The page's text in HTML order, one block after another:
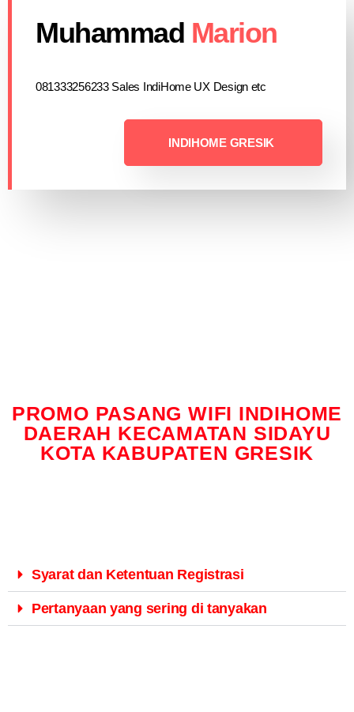
Muhammad Marion
081333256233 Sales IndiHome UX Design etc
INDIHOME GRESIK
PROMO PASANG WIFI INDIHOME
DAERAH KECAMATAN SIDAYU
KOTA KABUPATEN GRESIK
Syarat dan Ketentuan Registrasi
Pertanyaan yang sering di tanyakan